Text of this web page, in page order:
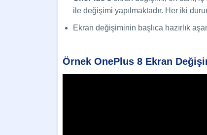
ile değişimi yapılmaktadır. Her iki
Ekran değişiminin başlıca hazırlık
Örnek OnePlus 8 Ekran